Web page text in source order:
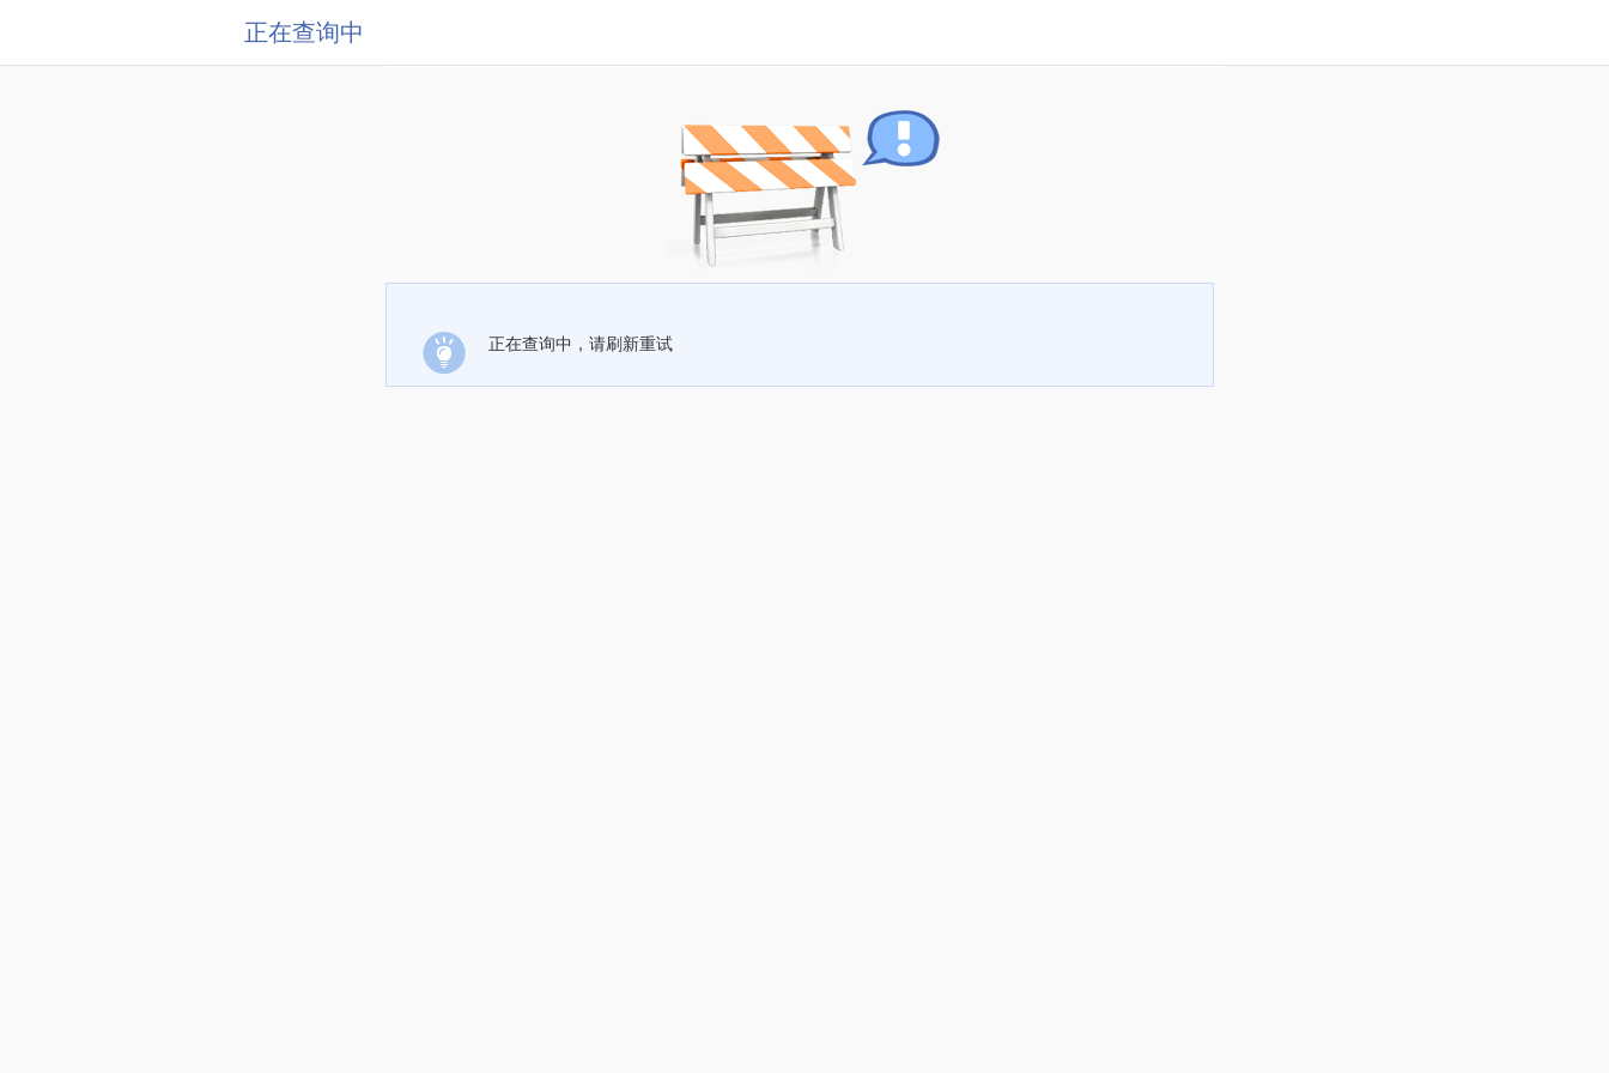
正在查询中
正在查询中，请刷新重试